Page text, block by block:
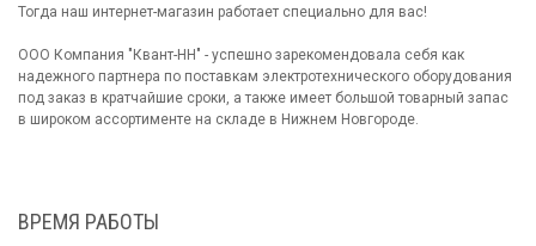
Тогда наш интернет-магазин работает специально для вас!
ООО Компания "Квант-НН" - успешно зарекомендовала себя как
надежного партнера по поставкам электротехнического оборудования
под заказ в кратчайшие сроки, а также имеет большой товарный запас
в широком ассортименте на складе в Нижнем Новгороде.
ВРЕМЯ РАБОТЫ